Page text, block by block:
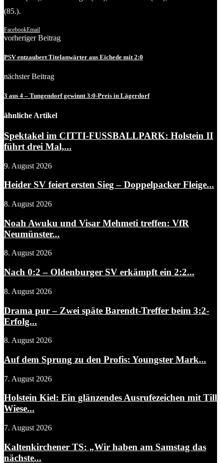
(85.).
FacebookEmail
vorheriger Beitrag
PSV entzaubert Titelanwärter aus Eichede mit 2:0
nächster Beitrag
3 aus 4 – Tungendorf gewinnt 3:0-Preis in Lägerdorf
ähnliche Artikel
Spektakel im CITTI-FUSSBALLPARK: Holstein II
führt drei Mal,...
9. August 2026
Heider SV feiert ersten Sieg – Doppelpacker Fleige...
8. August 2026
Noah Awuku und Visar Mehmeti treffen: VfR
Neumünster...
8. August 2026
Nach 0:2 – Oldenburger SV erkämpft ein 2:2...
8. August 2026
Drama pur – Zwei späte Barendt-Treffer beim 3:2-
Erfolg...
8. August 2026
Auf dem Sprung zu den Profis: Youngster Mark...
7. August 2026
Holstein Kiel: Ein glänzendes Ausrufezeichen mit Till
Wiese...
7. August 2026
Kaltenkirchener TS: „Wir haben am Samstag das
nächste...